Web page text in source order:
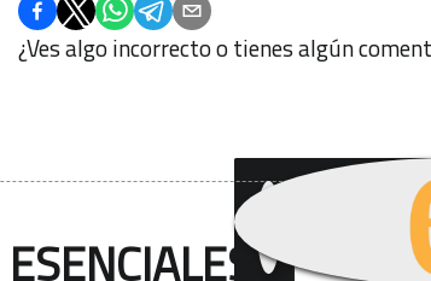
¿Ves algo incorrecto o tienes algún
¿Quieres
boletín de
ESENCIALES